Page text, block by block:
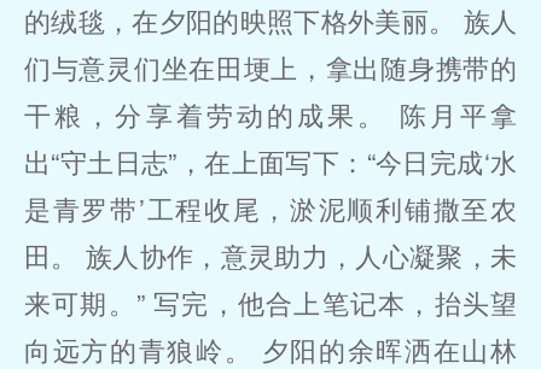
的绒毯，在夕阳的映照下格外美丽。 族人
们与意灵们坐在田埂上，拿出随身携带的
干粮，分享着劳动的成果。 陈月平拿
出“守土日志”，在上面写下：“今日完成‘水
是青罗带’工程收尾，淤泥顺利铺撒至农
田。 族人协作，意灵助力，人心凝聚，未
来可期。” 写完，他合上笔记本，抬头望
向远方的青狼岭。 夕阳的余晖洒在山林